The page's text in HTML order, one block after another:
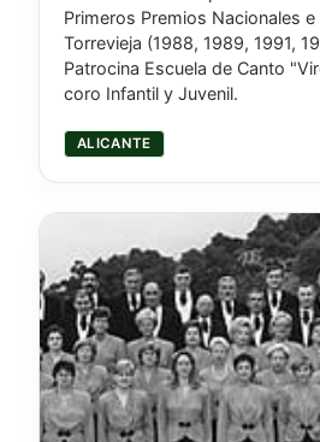
Primeros Premios Nacionales
Torrevieja (1988, 1989, 1991,
Patrocina Escuela de Canto
coro Infantil y Juvenil.
ALICANTE